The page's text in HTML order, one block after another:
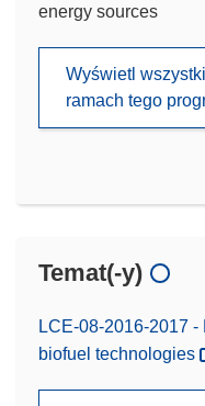
energy sources
Wyświetl
ramach tego
Temat(-y)
LCE-08-2016-2017
biofuel technologies